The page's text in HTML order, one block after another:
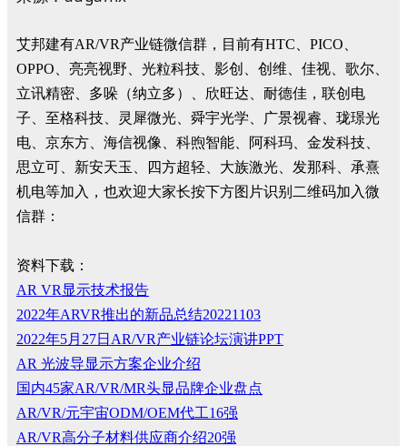
艾邦建有AR/VR产业链微信群，目前有HTC、PICO、
OPPO、亮亮视野、光粒科技、影创、创维、佳视、歌尔、
立讯精密、多哚（纳立多）、欣旺达、耐德佳，联创电
子、至格科技、灵犀微光、舜宇光学、广景视睿、珑璟光
电、京东方、海信视像、科煦智能、阿科玛、金发科技、
思立可、新安天玉、四方超轻、大族激光、发那科、承熹
机电等加入，也欢迎大家长按下方图片识别二维码加入微
信群：
资料下载：
AR VR显示技术报告
2022年ARVR推出的新品总结20221103
2022年5月27日AR/VR产业链论坛演讲PPT
AR 光波导显示方案企业介绍
国内45家AR/VR/MR头显品牌企业盘点
AR/VR/元宇宙ODM/OEM代工16强
AR/VR高分子材料供应商介绍20强